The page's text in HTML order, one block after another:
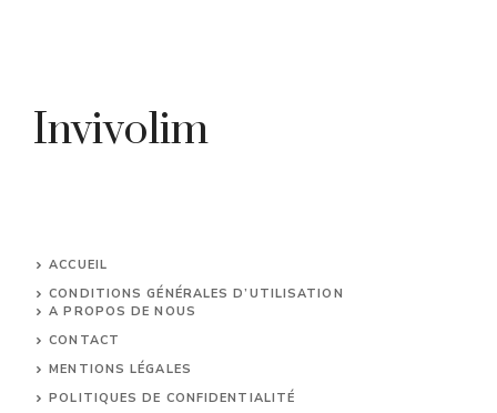
Invivolim
ACCUEIL
CONDITIONS GÉNÉRALES D’UTILISATION
A PROPOS DE NOUS
CONTACT
MENTIONS LÉGALES
POLITIQUES DE CONFIDENTIALITÉ